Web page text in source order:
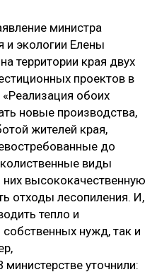
министра
и экологии Елены
территории края двух
проектов в
обоих
новые производства,
жителей края,
до
виды
высококачественную
отходы лесопиления. И,
тепло и
нужд, так и
уточнили: